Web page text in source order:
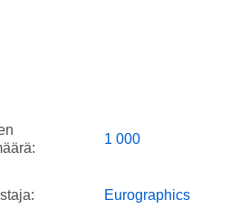
1 000
Eurographics